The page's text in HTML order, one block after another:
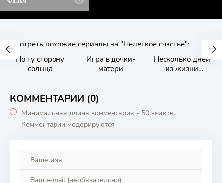
Смотреть похожие сериалы на "Нелегкое счастье":
По ту сторону
солнца
Игра в дочки-
матери
Несколько дней
из жизни
КОММЕНТАРИИ (0)
Минимальная длина комментария - 50 знаков.
Комментарии модерируются